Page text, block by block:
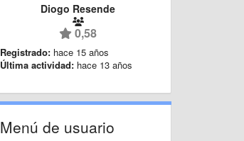
Diogo Resende
0,58
Registrado: hace 15 años
Última actividad: hace 13 años
Menú de usuario